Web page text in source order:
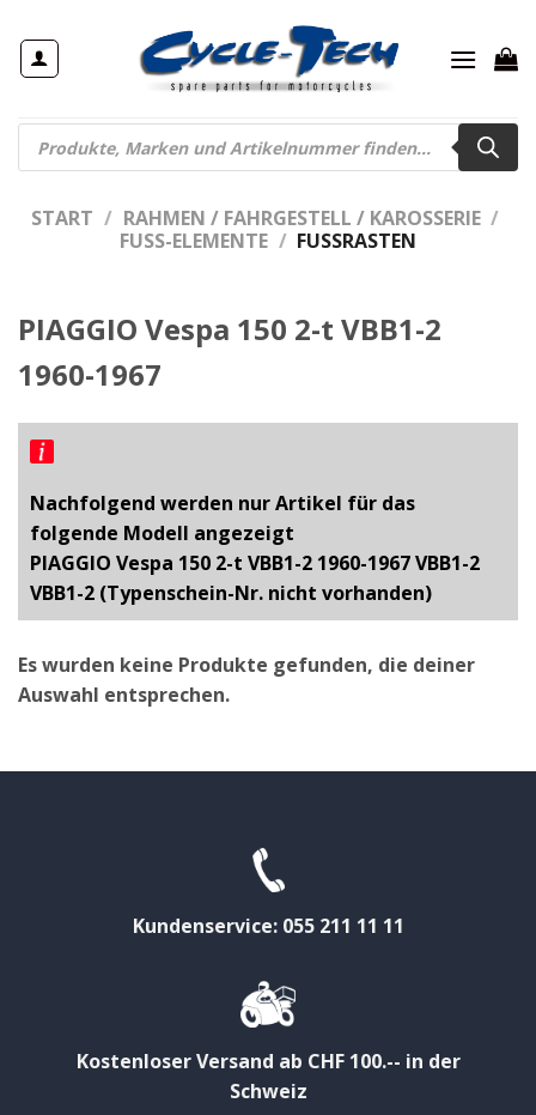
Inhalt
springen
Products
search
START / RAHMEN / FAHRGESTELL / KAROSSERIE /
FUSS-ELEMENTE / FUSSRASTEN
PIAGGIO Vespa 150 2-t VBB1-2
1960-1967
Nachfolgend werden nur Artikel für das
folgende Modell angezeigt
PIAGGIO Vespa 150 2-t VBB1-2 1960-1967 VBB1-2
VBB1-2 (Typenschein-Nr. nicht vorhanden)
Es wurden keine Produkte gefunden, die deiner
Auswahl entsprechen.
Kundenservice: 055 211 11 11
Kostenloser Versand ab CHF 100.-- in der
Schweiz